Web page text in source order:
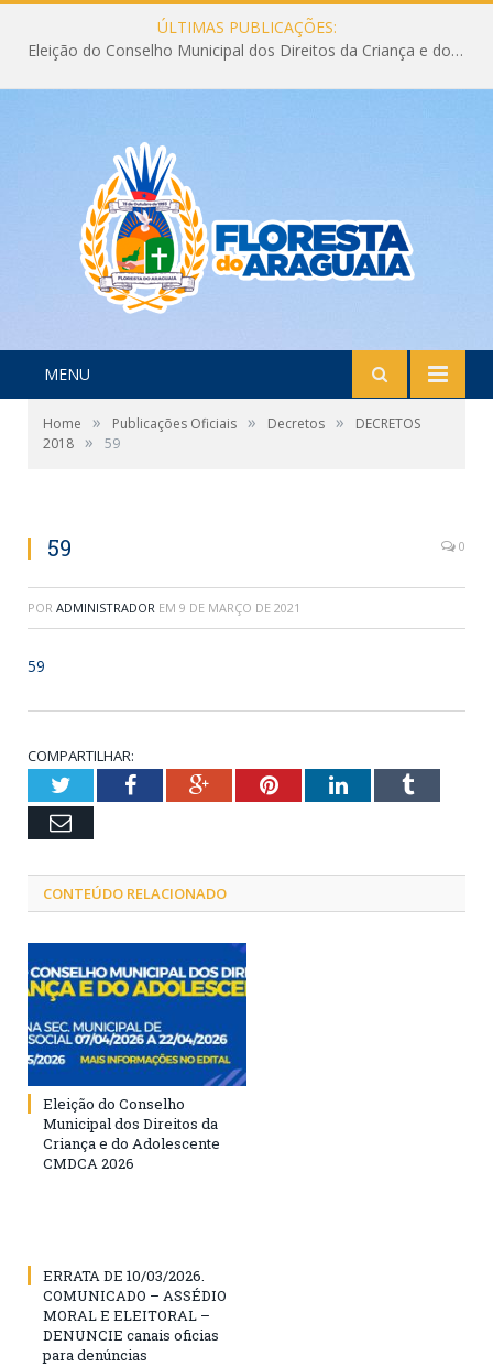
ÚLTIMAS PUBLICAÇÕES:
Eleição do Conselho Municipal dos Direitos da Criança e do Adolescente CMDCA 2026
MENU
Home » Publicações Oficiais » Decretos »
DECRETOS
2018 » 59
59 0
POR ADMINISTRADOR EM 9 DE MARÇO DE 2021
59
COMPARTILHAR:
TwitterFacebookGoogle+PinterestLinkedInTumblr
Email
CONTEÚDO RELACIONADO
Eleição do Conselho
Municipal dos Direitos da
Criança e do Adolescente
CMDCA 2026
ERRATA DE 10/03/2026.
COMUNICADO – ASSÉDIO
MORAL E ELEITORAL –
DENUNCIE canais oficias
para denúncias